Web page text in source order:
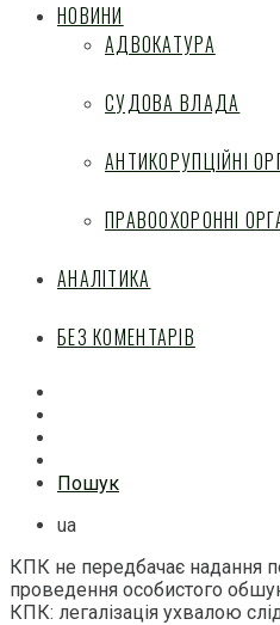
НОВИНИ
АДВОКАТУРА
СУДОВА ВЛАДА
АНТИКОРУПЦІЙНІ
ПРАВООХОРОННІ
АНАЛІТИКА
БЕЗ КОМЕНТАРІВ
Пошук
ua
КПК не передбачає надання
проведення особистого
КПК: легалізація ухвалою